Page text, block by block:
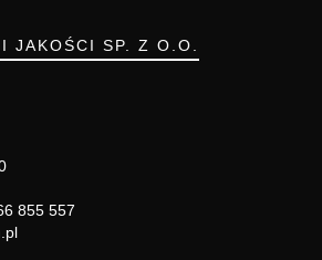
JAKOŚCI SP. Z O.O.
855 557